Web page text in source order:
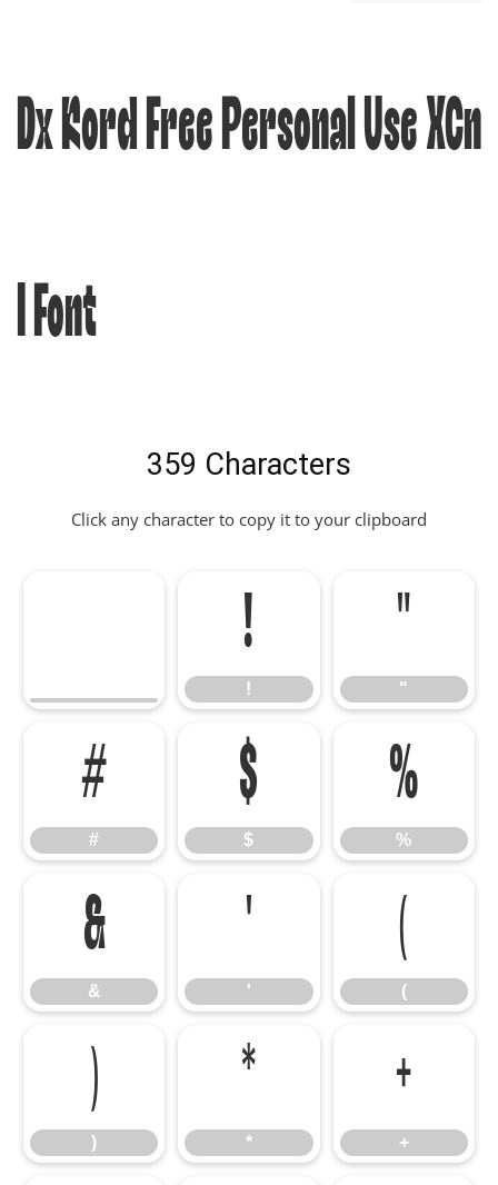
Dx Kord Free Personal Use XCn
I Font
359 Characters
Click any character to copy it to your clipboard
!
!
"
"
#
#
$
$
%
%
&
&
'
'
(
(
)
)
*
*
+
+